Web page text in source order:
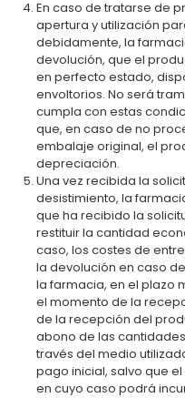
En caso de tratarse de
apertura y utilización
debidamente, la
devolución, que el
en perfecto estado,
envoltorios. No será
cumpla con estas
que, en caso de no
embalaje original, el
depreciación.
Una vez recibida la
desistimiento, la
que ha recibido la
restituir la cantidad
caso, los costes de
la devolución en caso
la farmacia, en el plazo
el momento de la
de la recepción del
abono de las
través del medio
pago inicial, salvo que
en cuyo caso podrá